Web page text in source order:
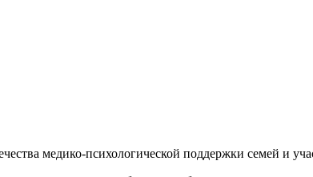
медико-психологической поддержки семей и